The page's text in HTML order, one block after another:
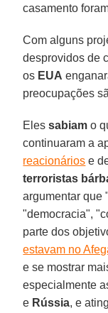
casamento
Com alguns
desprovidos de
os EUA
preocupações
Elessabiam o
continuaram a
reacionários e
terroristas
argumentar que
"democracia",
parte dos
estavam no
e se mostrar
especialmente
e Rússia, e